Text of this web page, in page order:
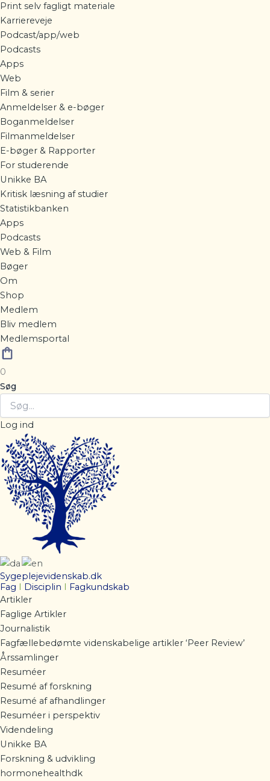
Print selv fagligt materiale
Karriereveje
Podcast/app/web
Podcasts
Apps
Web
Film & serier
Anmeldelser & e-bøger
Boganmeldelser
Filmanmeldelser
E-bøger & Rapporter
For studerende
Unikke BA
Kritisk læsning af studier
Statistikbanken
Apps
Podcasts
Web & Film
Bøger
Om
Shop
Medlem
Bliv medlem
Medlemsportal
0
Søg
Log ind
Sygeplejevidenskab.dk
Fag I Disciplin I Fagkundskab
Artikler
Faglige Artikler
Journalistik
Fagfællebedømte videnskabelige artikler ‘Peer Review’
Årssamlinger
Resuméer
Resumé af forskning
Resumé af afhandlinger
Resuméer i perspektiv
Videndeling
Unikke BA
Forskning & udvikling
hormonehealthdk